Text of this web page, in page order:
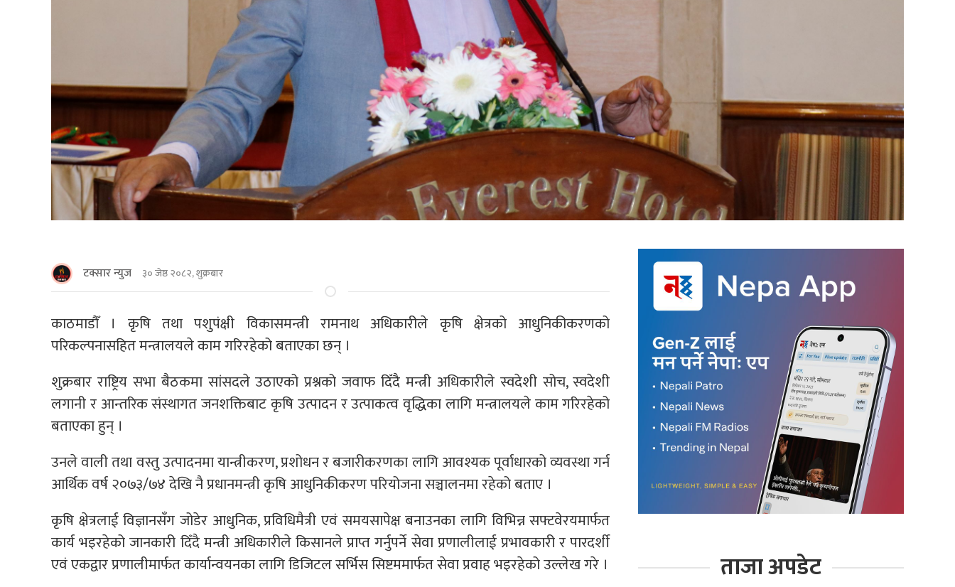
टक्सार न्युज ३० जेष्ठ २०८२, शुक्रबार
काठमाडाैँ । कृषि तथा पशुपंक्षी विकासमन्त्री रामनाथ अधिकारीले कृषि क्षेत्रको आधुनिकीकरणको
परिकल्पनासहित मन्त्रालयले काम गरिरहेको बताएका छन् ।
शुक्रबार राष्ट्रिय सभा बैठकमा सांसदले उठाएको प्रश्नको जवाफ दिँदै मन्त्री अधिकारीले स्वदेशी सोच, स्वदेशी
लगानी र आन्तरिक संस्थागत जनशक्तिबाट कृषि उत्पादन र उत्पाकत्व वृद्धिका लागि मन्त्रालयले काम गरिरहेको
बताएका हुन् ।
उनले वाली तथा वस्तु उत्पादनमा यान्त्रीकरण, प्रशोधन र बजारीकरणका लागि आवश्यक पूर्वाधारको व्यवस्था गर्न
आर्थिक वर्ष २०७३/७४ देखि नै प्रधानमन्त्री कृषि आधुनिकीकरण परियोजना सञ्चालनमा रहेको बताए ।
कृषि क्षेत्रलाई विज्ञानसँग जोडेर आधुनिक, प्रविधिमैत्री एवं समयसापेक्ष बनाउनका लागि विभिन्न सफ्टवेरयमार्फत
कार्य भइरहेको जानकारी दिँदै मन्त्री अधिकारीले किसानले प्राप्त गर्नुपर्ने सेवा प्रणालीलाई प्रभावकारी र पारदर्शी
एवं एकद्वार प्रणालीमार्फत कार्यान्वयनका लागि डिजिटल सर्भिस सिष्टममार्फत सेवा प्रवाह भइरहेको उल्लेख गरे ।
ताजा अपडेट